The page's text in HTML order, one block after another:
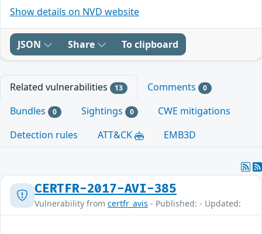
Show details on NVD website
JSON Share To clipboard
Related vulnerabilities 13 Comments 0
Bundles 0 Sightings 0
CWE mitigations
Detection rules
ATT&CK EMB3D
CERTFR-2017-AVI-385
Vulnerability from certfr_avis - Published: - Updated: